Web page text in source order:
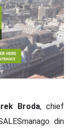
Broda, chief
din